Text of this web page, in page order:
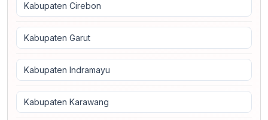
Kabupaten Cirebon
Kabupaten Garut
Kabupaten Indramayu
Kabupaten Karawang